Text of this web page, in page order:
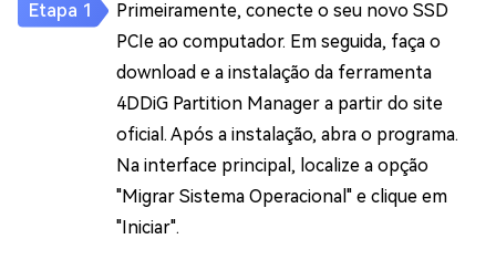
Primeiramente, conecte o seu novo SSD
PCIe ao computador. Em seguida, faça o
download e a instalação da ferramenta
4DDiG Partition Manager a partir do site
oficial. Após a instalação, abra o programa.
Na interface principal, localize a opção
"Migrar Sistema Operacional" e clique em
"Iniciar".